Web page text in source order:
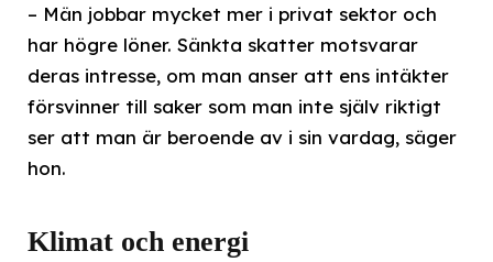
– Män jobbar mycket mer i privat sektor och
har högre löner. Sänkta skatter motsvarar
deras intresse, om man anser att ens intäkter
försvinner till saker som man inte själv riktigt
ser att man är beroende av i sin vardag, säger
hon.
Klimat och energi